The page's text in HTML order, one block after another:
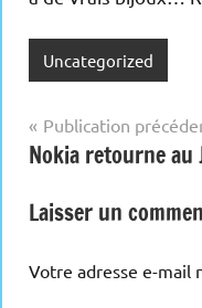
Uncategorized
Navigation
de
l’article
Publication
Nokia retourne au
Laisser un
Votre adresse e-mail